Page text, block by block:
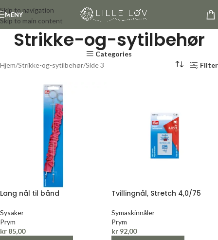
Skip to navigation
Skip to main content
MENY
Strikke-og-sytilbehør
Categories
Hjem Strikke-og-sytilbehør Side 3 Filter
Lang nål til bånd
Sysaker
Prym
kr 85,00
Tvillingnål, Stretch 4,0/75
Symaskinnåler
Prym
kr 92,00